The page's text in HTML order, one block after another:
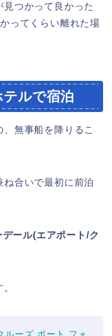
見つかって良かった
ってくらい離れた場
ルで宿泊
無事船を降りるこ
合いで最初に前泊
デール(エアポート/ク